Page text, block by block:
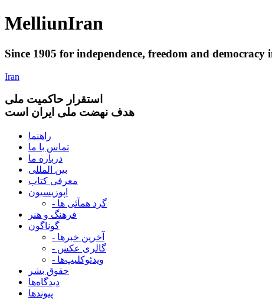
MelliunIran
Since 1905 for independence, freedom and democracy
Iran
استقرار حاکميت ملی
هدف نهضت ملی ایران است
راهنما
تماس با ما
درباره ما
بین المللی
معرفی کتاب
اپوزیسیون
- گرد همآئی ها
فرهنگ و هنر
گوناگون
- آخرین خبرها
- گالری عکس
- ویدئوکلیپ‌ها
حقوق بشر
دیدگاه‌ها
پیوندها